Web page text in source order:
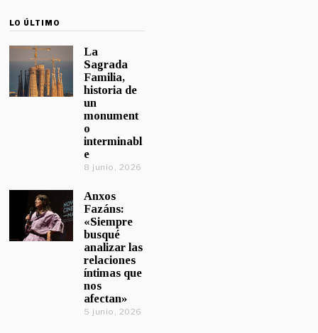
LO ÚLTIMO
La
Sagrada
Familia,
historia de
un
monument
o
interminabl
e
8 junio, 2026
Anxos
Fazáns:
«Siempre
busqué
analizar las
relaciones
íntimas que
nos
afectan»
5 junio, 2026